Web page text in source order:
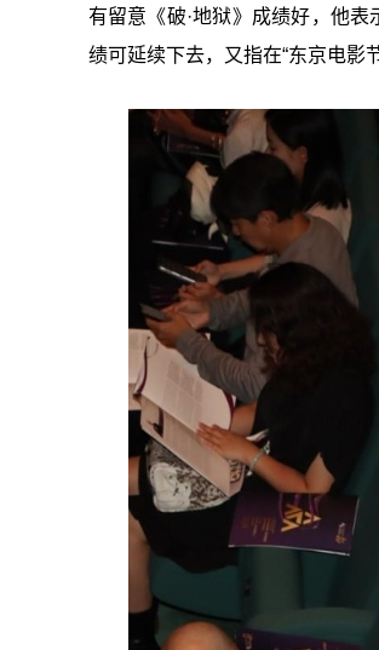
有留意《破·地狱》成绩好，他
绩可延续下去，又指在“东京电影